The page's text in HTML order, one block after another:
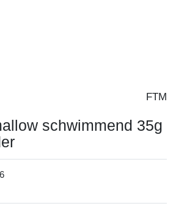
FTM
schwimmend 35g